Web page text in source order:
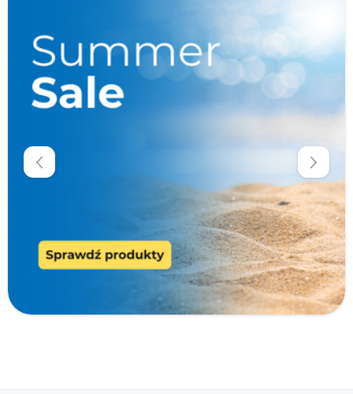
Promocje
Cena
Typ produktu